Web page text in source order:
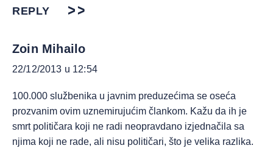
REPLY
Zoin Mihailo
22/12/2013 u 12:54
100.000 službenika u javnim preduzećima se oseća
prozvanim ovim uznemirujućim člankom. Kažu da ih je
smrt političara koji ne radi neopravdano izjednačila sa
njima koji ne rade, ali nisu političari, što je velika razlika.